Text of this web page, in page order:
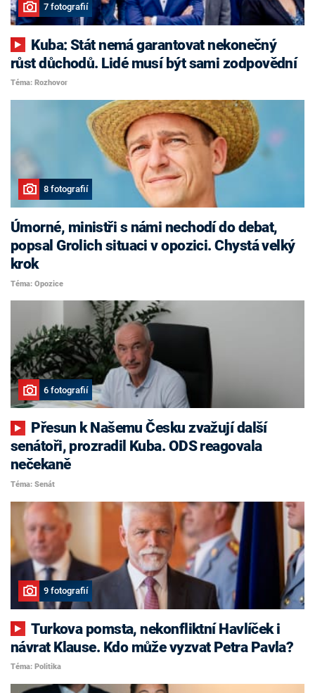
7 fotografií
růst důchodů. Lidé musí být sami zodpovědní
Téma: Rozhovor
8 fotografií
Úmorné, ministři s námi nechodí do debat,
popsal Grolich situaci v opozici. Chystá velký
krok
Téma: Opozice
6 fotografií
senátoři, prozradil Kuba. ODS reagovala
nečekaně
Téma: Senát
9 fotografií
Turkova pomsta, nekonfliktní Havlíček i
návrat Klause. Kdo může vyzvat Petra Pavla?
Téma: Politika